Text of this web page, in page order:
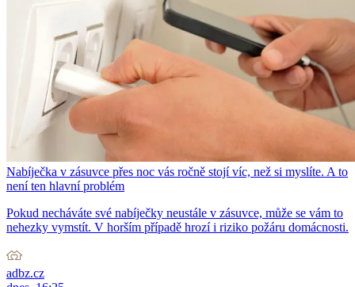
Nabíječka v zásuvce přes noc vás ročně stojí víc, než si myslíte. A to
není ten hlavní problém
Pokud necháváte své nabíječky neustále v zásuvce, může se vám to
nehezky vymstít. V horším případě hrozí i riziko požáru domácnosti.
adbz.cz